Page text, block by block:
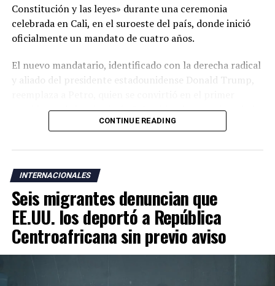
Constitución y las leyes» durante una ceremonia
celebrada en Cali, en el suroeste del país, donde inició
oficialmente un mandato de cuatro años.
El nuevo mandatario, identificado con la derecha radical
y aliado del presidente estadounidense Donald Trump,
presidente de izquierda de Colombia y ha cuestionado la
legitimidad de la elección de su sucesor al denunciar un
las autoridades.
La ceremonia de investidura se realizó en Cali, una
ciudad cercana a zonas donde operan grupos armados
responsables de una escalada de violencia que ha
golpeado al país durante los últimos años. De la
Espriella también rompió con la tradición de celebrar la
toma de posesión en Bogotá y optó por una ceremonia
CONTINUE READING
INTERNACIONALES
Seis migrantes denuncian que
EE.UU. los deportó a República
Centroafricana sin previo aviso